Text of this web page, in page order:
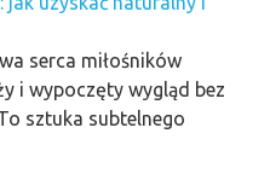
serca miłośników
i wypoczęty wygląd bez
sztuka subtelnego